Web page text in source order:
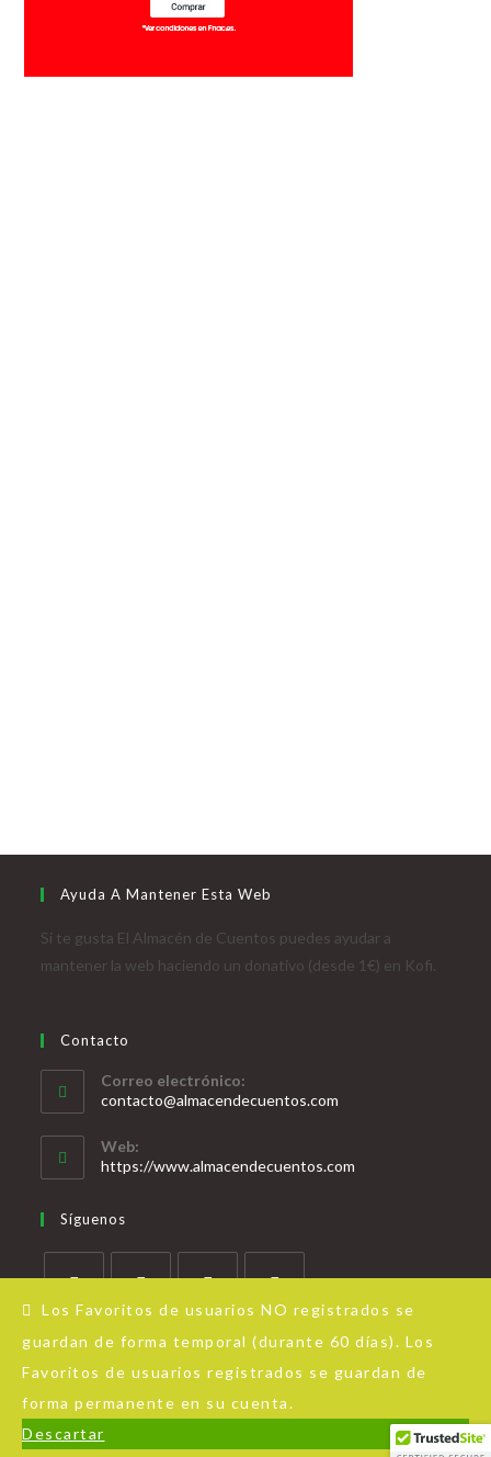
Los Favoritos de usuarios NO registrados se
guardan de forma temporal (durante 60 días). Los
Favoritos de usuarios registrados se guardan de
forma permanente en su cuenta.
Descartar
Ayuda A Mantener Esta Web
Si te gusta El Almacén de Cuentos puedes ayudar a
mantener la web haciendo un donativo (desde 1€) en Kofi.
Contacto
Correo electrónico:
contacto@almacendecuentos.com
Web:
https://www.almacendecuentos.com
Síguenos
Acerca de Almacén de Cuentos Aviso Legal